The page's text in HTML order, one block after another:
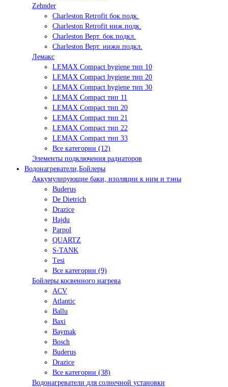
Zehnder
Charleston Retrofit бок.подк.
Charleston Retrofit ниж.подк.
Charleston Верт. бок.подкл.
Charleston Верт. нижн.подкл.
Лемакс
LEMAX Compact hygiene тип 10
LEMAX Compact hygiene тип 20
LEMAX Compact hygiene тип 30
LEMAX Compact тип 11
LEMAX Compact тип 20
LEMAX Compact тип 21
LEMAX Compact тип 22
LEMAX Compact тип 33
Все категории (12)
Элементы подключения радиаторов
Водонагреватели,Бойлеры
Аккумулирующие баки, изоляции к ним и тэны
Buderus
De Dietrich
Drazice
Hajdu
Parpol
QUARTZ
S-TANK
Tеsi
Все категории (9)
Бойлеры косвенного нагрева
ACV
Atlantic
Ballu
Baxi
Baymak
Bosch
Buderus
Drazice
Все категории (38)
Водонагреватели для солнечной установки